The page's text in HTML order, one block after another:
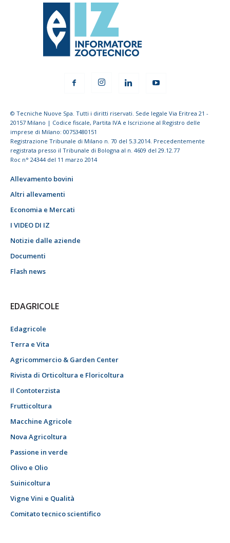
© Tecniche Nuove Spa. Tutti i diritti riservati. Sede legale Via Eritrea 21 -
20157 Milano | Codice fiscale, Partita IVA e Iscrizione al Registro delle
imprese di Milano: 00753480151
Registrazione Tribunale di Milano n. 70 del 5.3.2014. Precedentemente
registrata presso il Tribunale di Bologna al n. 4609 del 29.12.77
Roc n° 24344 del 11 marzo 2014
Allevamento bovini
Altri allevamenti
Economia e Mercati
I VIDEO DI IZ
Notizie dalle aziende
Documenti
Flash news
EDAGRICOLE
Edagricole
Terra e Vita
Agricommercio & Garden Center
Rivista di Orticoltura e Floricoltura
Il Contoterzista
Frutticoltura
Macchine Agricole
Nova Agricoltura
Passione in verde
Olivo e Olio
Suinicoltura
Vigne Vini e Qualità
Comitato tecnico scientifico